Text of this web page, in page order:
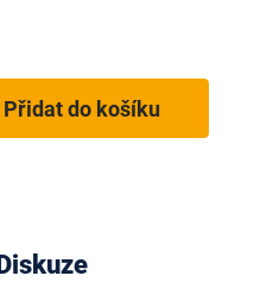
Přidat do košíku
Diskuze